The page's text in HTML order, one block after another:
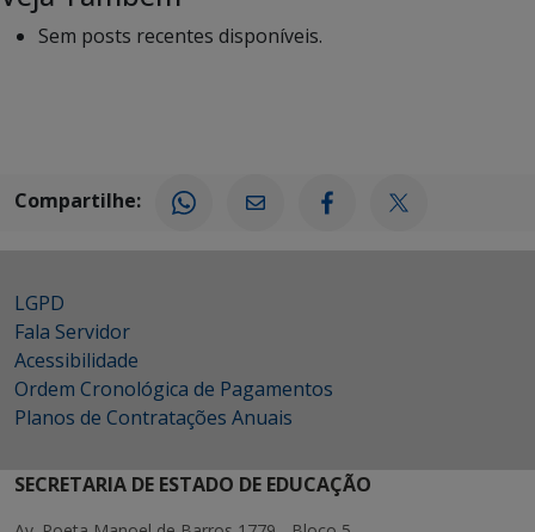
Sem posts recentes disponíveis.
Compartilhe:
LGPD
Fala Servidor
Acessibilidade
Ordem Cronológica de Pagamentos
Planos de Contratações Anuais
SECRETARIA DE ESTADO DE EDUCAÇÃO